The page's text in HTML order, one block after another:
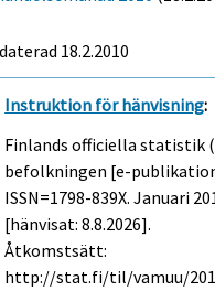
18.2.2010
Instruktion för hänvisning:
Finlands officiella statistik
befolkningen [e-
ISSN=1798-839X.Januari
[hänvisat: 8.8.2026].
Åtkomstsätt:
http://stat.fi/til/vamuu/